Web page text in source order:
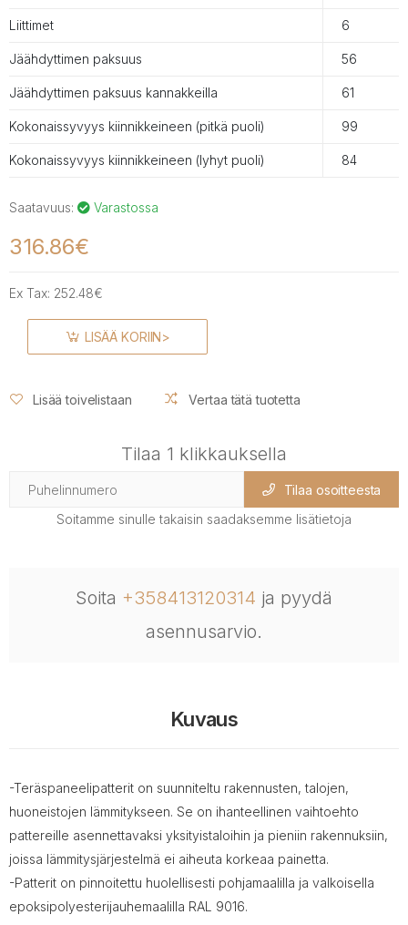
Liittimet 6
Jäähdyttimen paksuus 56
Jäähdyttimen paksuus kannakkeilla 61
Kokonaissyvyys kiinnikkeineen (pitkä puoli) 99
Kokonaissyvyys kiinnikkeineen (lyhyt puoli) 84
Saatavuus: Varastossa
316.86€
Ex Tax: 252.48€
LISÄÄ KORIIN>
Lisää toivelistaan Vertaa tätä tuotetta
Tilaa 1 klikkauksella
Tilaa osoitteesta
Soitamme sinulle takaisin saadaksemme lisätietoja
Soita +358413120314 ja pyydä
asennusarvio.
Kuvaus
-Teräspaneelipatterit on suunniteltu rakennusten, talojen,
huoneistojen lämmitykseen. Se on ihanteellinen vaihtoehto
pattereille asennettavaksi yksityistaloihin ja pieniin rakennuksiin,
joissa lämmitysjärjestelmä ei aiheuta korkeaa painetta.
-Patterit on pinnoitettu huolellisesti pohjamaalilla ja valkoisella
epoksipolyesterijauhemaalilla RAL 9016.